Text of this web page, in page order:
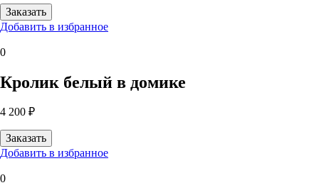
Добавить в избранное
0
Кролик белый в домике
4 200 ₽
Добавить в избранное
0